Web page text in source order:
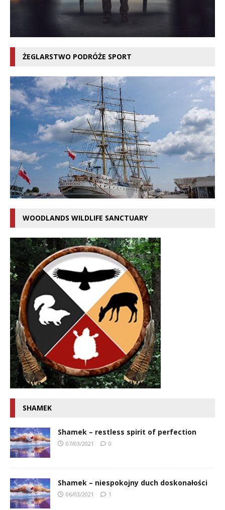
ŻEGLARSTWO PODRÓŻE SPORT
WOODLANDS WILDLIFE SANCTUARY
SHAMEK
Shamek – restless spirit of perfection
07/03/2021 0
Shamek – niespokojny duch doskonałości
06/03/2021 1